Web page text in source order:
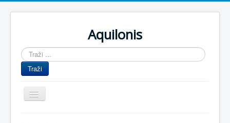
Aquilonis
Traži
...
Traži
Prikaz/Sakrivanje
navigacije